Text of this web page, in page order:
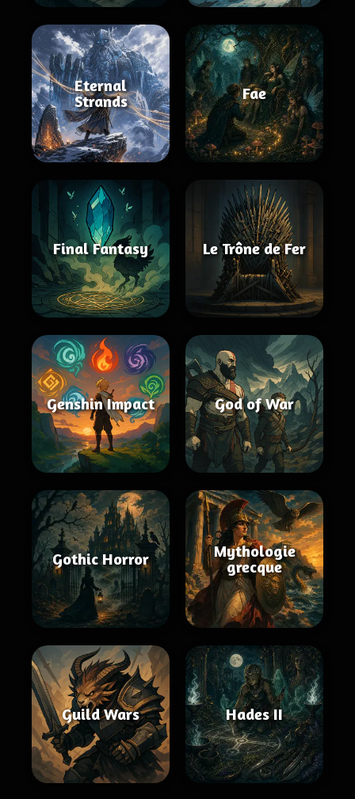
Eternal
Strands
Fae
Final Fantasy Le Trône de Fer
Genshin Impact God of War
Gothic Horror
Mythologie
grecque
Guild Wars Hades II